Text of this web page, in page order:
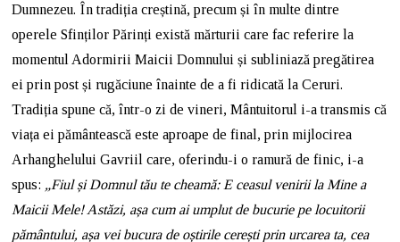
Dumnezeu. În tradiția creștină, precum și în multe dintre
operele Sfinților Părinți există mărturii care fac referire la
momentul Adormirii Maicii Domnului și subliniază pregătirea
ei prin post și rugăciune înainte de a fi ridicată la Ceruri.
Tradiția spune că, într-o zi de vineri, Mântuitorul i-a transmis că
viața ei pământească este aproape de final, prin mijlocirea
Arhanghelului Gavriil care, oferindu-i o ramură de finic, i-a
spus: „Fiul și Domnul tău te cheamă: E ceasul venirii la Mine a
Maicii Mele! Astăzi, așa cum ai umplut de bucurie pe locuitorii
pământului, așa vei bucura de oștirile cerești prin urcarea ta, cea